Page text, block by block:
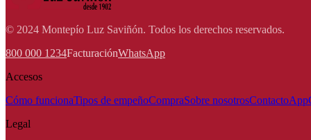
© 2024 Montepío Luz Saviñón. Todos los derechos reservados.
800 000 1234FacturaciónWhatsApp
Accesos
Cómo funcionaTipos de empeñoCompraSobre nosotrosContactoApp
Legal